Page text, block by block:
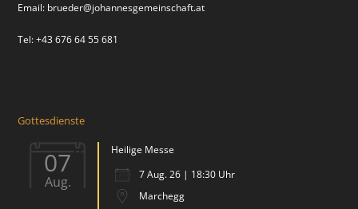
Email: brueder@johannesgemeinschaft.at
Tel: +43 676 64 55 681
Gottesdienste
07
Aug.
Heilige Messe
7 Aug. 26 | 18:30 Uhr
Marchegg